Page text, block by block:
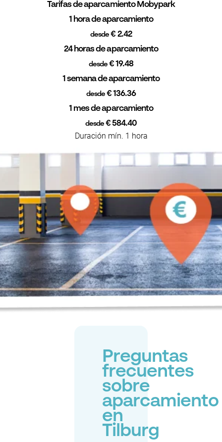
Tarifas de aparcamiento Mobypark
1 hora de aparcamiento
desde € 2.42
24 horas de aparcamiento
desde€ 19.48
1 semana de aparcamiento
desde€ 136.36
1 mes de aparcamiento
desde€ 584.40
Duración mín. 1 hora
Preguntas
frecuentes
sobre
aparcamiento
en
Tilburg